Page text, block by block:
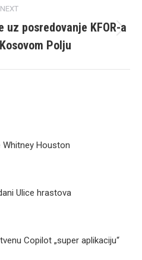
NEXT
Next
post:
uz posredovanje KFOR-a
Polju
Whitney Houston
Ulice hrastova
Copilot „super aplikaciju“